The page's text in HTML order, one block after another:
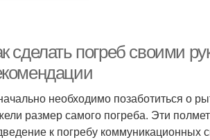
сделать погреб своими
необходимо позаботиться о
размер самого погреба. Эти
к погребу коммуникационных